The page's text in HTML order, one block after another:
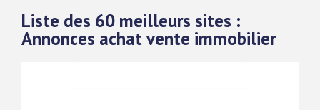
Liste des 60 meilleurs sites :
Annonces achat vente immobilier